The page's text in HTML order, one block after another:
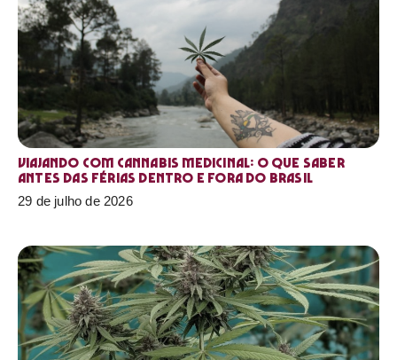
Viajando com cannabis medicinal: o que saber
antes das férias dentro e fora do Brasil
29 de julho de 2026